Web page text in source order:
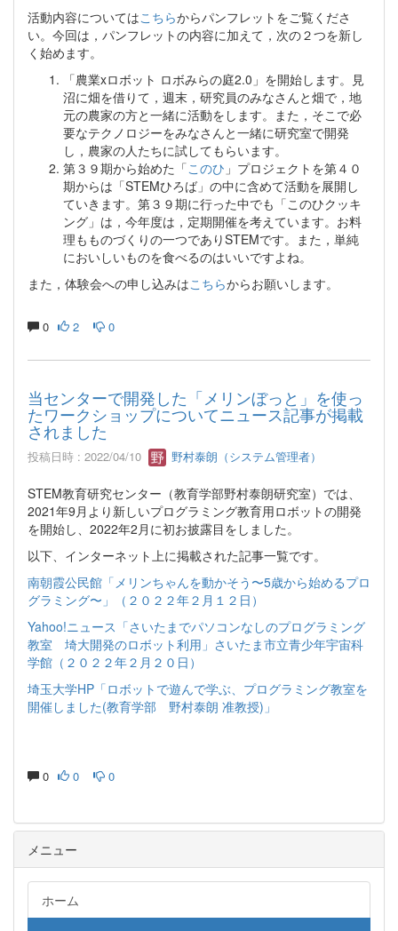
活動内容についてはこちらからパンフレットをご覧くださ
い。今回は，パンフレットの内容に加えて，次の２つを新し
く始めます。
「農業xロボット ロボみらの庭2.0」を開始します。見
沼に畑を借りて，週末，研究員のみなさんと畑で，地
元の農家の方と一緒に活動をします。また，そこで必
要なテクノロジーをみなさんと一緒に研究室で開発
し，農家の人たちに試してもらいます。
第３９期から始めた「このひ 」プロジェクトを第４０
期からは「STEMひろば」の中に含めて活動を展開し
ていきます。第３９期に行った中でも「このひクッキ
ング」は，今年度は，定期開催を考えています。お料
理もものづくりの一つでありSTEMです。また，単純
においしいものを食べるのはいいですよね。
また，体験会への申し込みはこちらからお願いします。
0 2 0
当センターで開発した「メリンぼっと」を使っ
たワークショップについてニュース記事が掲載
されました
投稿日時 : 2022/04/10 野村泰朗（システム管理者）
STEM教育研究センター（教育学部野村泰朗研究室）では、
2021年9月より新しいプログラミング教育用ロボットの開発
を開始し、2022年2月に初お披露目をしました。
以下、インターネット上に掲載された記事一覧です。
南朝霞公民館「メリンちゃんを動かそう〜5歳から始めるプロ
グラミング〜」（２０２２年２月１２日）
Yahoo!ニュース「さいたまでパソコンなしのプログラミング
教室 埼大開発のロボット利用」さいたま市立青少年宇宙科
学館（２０２２年２月２０日）
埼玉大学HP「ロボットで遊んで学ぶ、プログラミング教室を
開催しました(教育学部 野村泰朗 准教授)」
0 0 0
メニュー
ホーム